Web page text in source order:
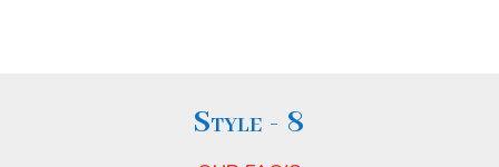
Style - 8